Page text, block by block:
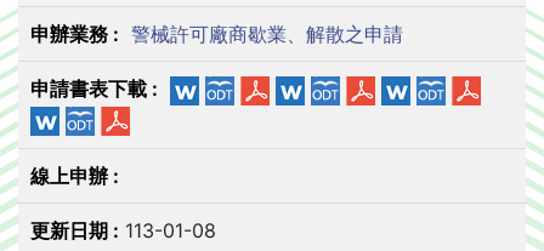
警械許可廠商歇業、解散之申請
113-01-08